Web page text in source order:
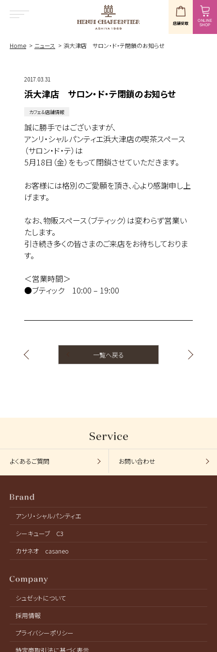
店舗受取 ONLINE
SHOP
Home ニュース 浜大津店 サロン・ド・テ閉鎖のお知らせ
2017.03.31
浜大津店 サロン・ド・テ閉鎖のお知らせ
カフェ＆店舗情報
誠に勝手ではございますが、
アンリ・シャルパンティエ浜大津店の喫茶スペース
（サロン・ド・テ）は
5月18日（金）をもって閉鎖させていただきます。
お客様には格別のご愛願を頂き、心より感謝申し上
げます。
なお、物販スペース（ブティック）は変わらず営業い
たします。
引き続き多くの皆さまのご来店をお待ちしておりま
す。
＜営業時間＞
●ブティック 10:00 – 19:00
一覧へ戻る
よくあるご質問 お問い合わせ
アンリ・シャルパンティエ
シーキューブ C3
カサネオ casaneo
シュゼットについて
採用情報
プライバシーポリシー